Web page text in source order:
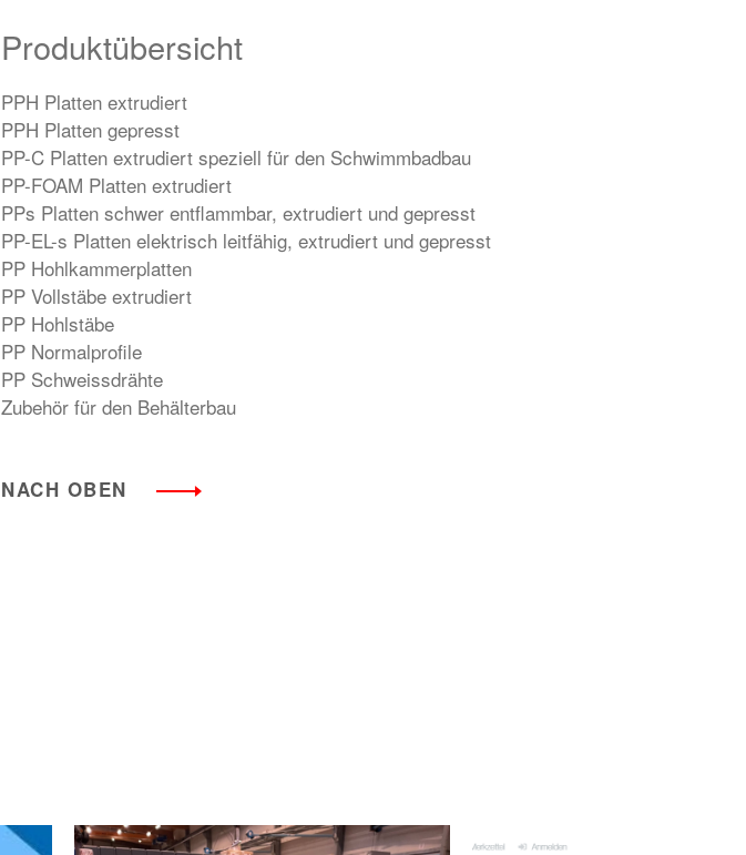
Produktübersicht
PPH Platten extrudiert
PPH Platten gepresst
PP-C Platten extrudiert speziell für den Schwimmbadbau
PP-FOAM Platten extrudiert
PPs Platten schwer entflammbar, extrudiert und gepresst
PP-EL-s Platten elektrisch leitfähig, extrudiert und gepresst
PP Hohlkammerplatten
PP Vollstäbe extrudiert
PP Hohlstäbe
PP Normalprofile
PP Schweissdrähte
Zubehör für den Behälterbau
NACH OBEN